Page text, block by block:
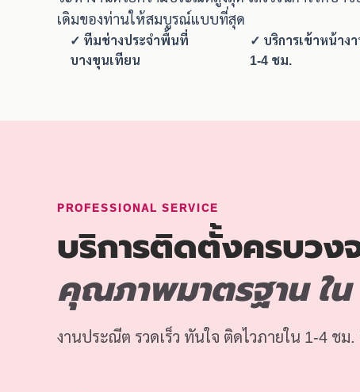
เดิมของท่านให้สมบูรณ์แบบที่สุด
✓ ทีมช่างประจำพื้นที่
บางขุนเทียน
✓ บริการเข้าหน้าง
1-4 ชม.
PROFESSIONAL SERVICE
บริการติดตั้งครบวง
คุณภาพมาตรฐาน ใ
งานประณีต รวดเร็ว ทันใจ ติดไวภายใน 1-4 ช